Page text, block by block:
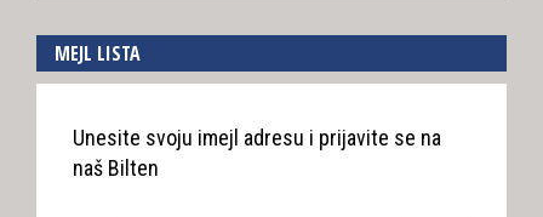
MEJL LISTA
Unesite svoju imejl adresu i prijavite se na
naš Bilten